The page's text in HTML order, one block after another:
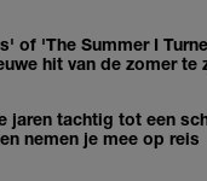
of 'The Summer I
hit van de zomer te
jaren tachtig tot een
nemen je mee op reis